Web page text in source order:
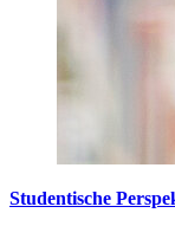
Studentische